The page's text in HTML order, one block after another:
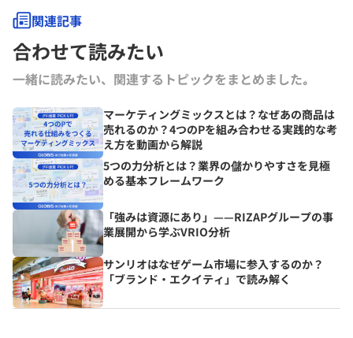
関連記事
合わせて読みたい
一緒に読みたい、関連するトピックをまとめました｡
マーケティングミックスとは？なぜあの商品は
売れるのか？4つのPを組み合わせる実践的な考
え方を動画から解説
5つの力分析とは？業界の儲かりやすさを見極
める基本フレームワーク
「強みは資源にあり」——RIZAPグループの事
業展開から学ぶVRIO分析
サンリオはなぜゲーム市場に参入するのか？
「ブランド・エクイティ」で読み解く